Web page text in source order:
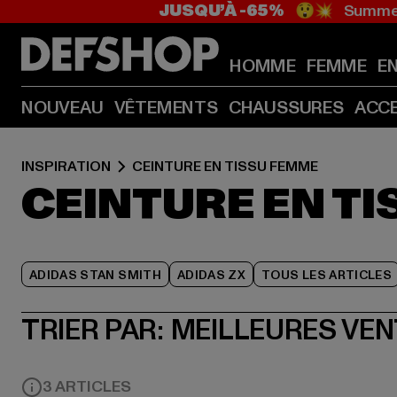
JUSQU’À -65% 😲💥
HOMME FEMME
NOUVEAU VÊTEMENTS CHAUSSURES
INSPIRATION CEINTURE EN TISSU FEMME
CEINTURE EN
ADIDAS STAN SMITH ADIDAS ZX TOUS LES ARTICLES
TRIER PAR: MEILLEURES
3 ARTICLES